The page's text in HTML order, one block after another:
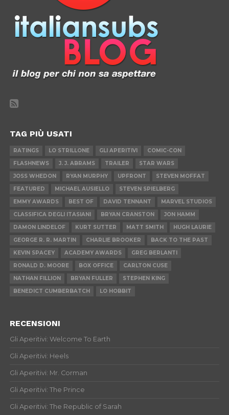
TAG PIÙ USATI
RATINGS LO STRILLONE GLI APERITIVI
COMIC-CON
FLASHNEWS
J. J. ABRAMS TRAILER
STAR WARS
JOSS WHEDON
RYAN MURPHY UPFRONT
STEVEN MOFFAT
FEATURED
MICHAEL AUSIELLO
STEVEN SPIELBERG
EMMY AWARDS
BEST OF DAVID TENNANT
MARVEL STUDIOS
CLASSIFICA DEGLI ITASIANI
BRYAN CRANSTON
JON HAMM
DAMON LINDELOF
KURT SUTTER MATT SMITH
HUGH LAURIE
GEORGE R. R. MARTIN
CHARLIE BROOKER
BACK TO THE PAST
KEVIN SPACEY
ACADEMY AWARDS
GREG BERLANTI
RONALD D. MOORE
BOX OFFICE
CARLTON CUSE
NATHAN FILLION
BRYAN FULLER
STEPHEN KING
BENEDICT CUMBERBATCH
LO HOBBIT
RECENSIONI
Gli Aperitivi: Welcome To Earth
Gli Aperitivi: Heels
Gli Aperitivi: Mr. Corman
Gli Aperitivi: The Prince
Gli Aperitivi: The Republic of Sarah